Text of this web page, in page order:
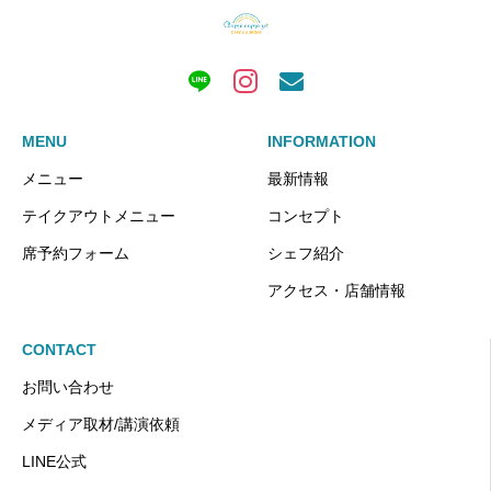
MENU
メニュー
テイクアウトメニュー
席予約フォーム
INFORMATION
最新情報
コンセプト
シェフ紹介
アクセス・店舗情報
CONTACT
お問い合わせ
メディア取材/講演依頼
LINE公式